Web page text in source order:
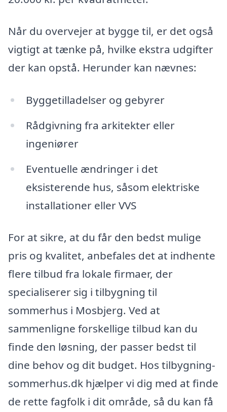
Når du overvejer at bygge til, er det også
vigtigt at tænke på, hvilke ekstra udgifter
der kan opstå. Herunder kan nævnes:
Byggetilladelser og gebyrer
Rådgivning fra arkitekter eller
ingeniører
Eventuelle ændringer i det
eksisterende hus, såsom elektriske
installationer eller VVS
For at sikre, at du får den bedst mulige
pris og kvalitet, anbefales det at indhente
flere tilbud fra lokale firmaer, der
specialiserer sig i tilbygning til
sommerhus i Mosbjerg. Ved at
sammenligne forskellige tilbud kan du
finde den løsning, der passer bedst til
dine behov og dit budget. Hos tilbygning-
sommerhus.dk hjælper vi dig med at finde
de rette fagfolk i dit område, så du kan få